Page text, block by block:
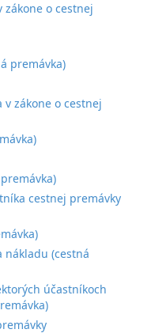
zákone o cestnej
premávka)
zákone o cestnej
cestnej premávky
nákladu (cestná
účastníkoch